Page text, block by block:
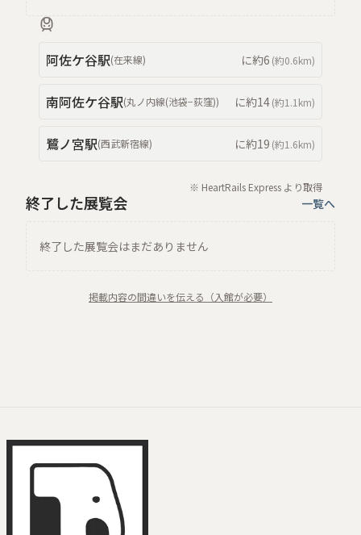
阿佐ケ谷駅(在来線) に約6 (約0.6km)
南阿佐ケ谷駅(丸ノ内線(池袋−荻窪)) に約14(約1.1km)
鷺ノ宮駅(西武新宿線) に約19 (約1.6km)
※ HeartRails Express より取得
終了した展覧会 一覧へ
終了した展覧会はまだありません
掲載内容の間違いを伝える（入館が必要）